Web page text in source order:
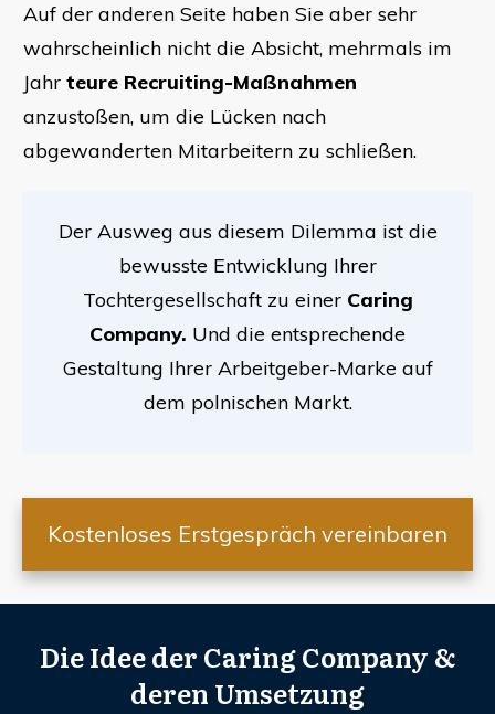
Auf der anderen Seite haben Sie aber sehr
wahrscheinlich nicht die Absicht, mehrmals im
Jahr teure Recruiting-Maßnahmen
anzustoßen, um die Lücken nach
abgewanderten Mitarbeitern zu schließen.
Der Ausweg aus diesem Dilemma ist die
bewusste Entwicklung Ihrer
Tochtergesellschaft zu einer Caring
Company. Und die entsprechende
Gestaltung Ihrer Arbeitgeber-Marke auf
dem polnischen Markt.
Kostenloses Erstgespräch vereinbaren
Die Idee der Caring Company &
deren Umsetzung